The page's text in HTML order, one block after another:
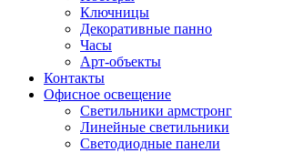
Ключницы
Декоративные панно
Часы
Арт-объекты
Контакты
Офисное освещение
Светильники армстронг
Линейные светильники
Светодиодные панели